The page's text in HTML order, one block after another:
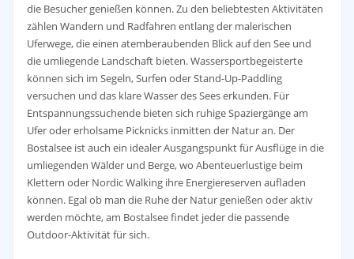
die Besucher genießen können. Zu den beliebtesten Aktivitäten
zählen Wandern und Radfahren entlang der malerischen
Uferwege, die einen atemberaubenden Blick auf den See und
die umliegende Landschaft bieten. Wassersportbegeisterte
können sich im Segeln, Surfen oder Stand-Up-Paddling
versuchen und das klare Wasser des Sees erkunden. Für
Entspannungssuchende bieten sich ruhige Spaziergänge am
Ufer oder erholsame Picknicks inmitten der Natur an. Der
Bostalsee ist auch ein idealer Ausgangspunkt für Ausflüge in die
umliegenden Wälder und Berge, wo Abenteuerlustige beim
Klettern oder Nordic Walking ihre Energiereserven aufladen
können. Egal ob man die Ruhe der Natur genießen oder aktiv
werden möchte, am Bostalsee findet jeder die passende
Outdoor-Aktivität für sich.